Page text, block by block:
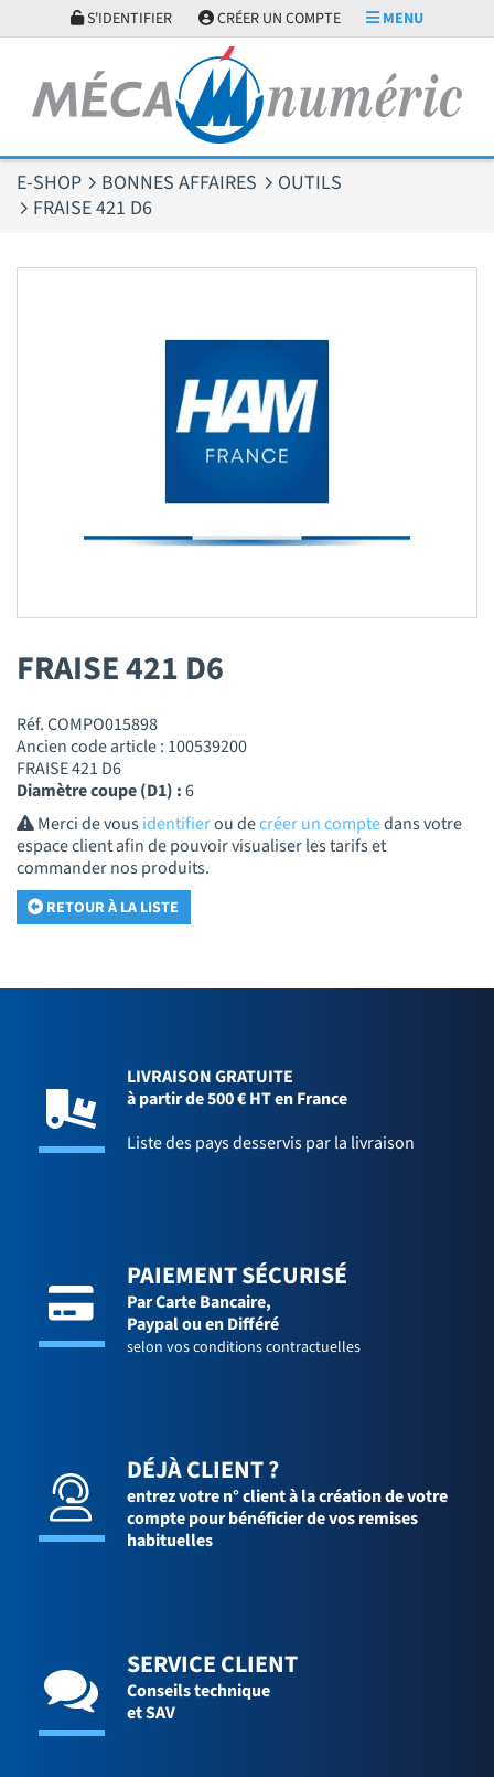
S'IDENTIFIER CRÉER UN COMPTE MENU
E-SHOP BONNES AFFAIRES
OUTILS
FRAISE 421 D6
FRAISE 421 D6
Réf. COMPO015898
Ancien code article : 100539200
FRAISE 421 D6
Diamètre coupe (D1) :6
Merci de vousidentifierou decréer un comptedans votre
espace client afin de pouvoir visualiser les tarifs et
commander nos produits.
RETOUR À LA LISTE
LIVRAISON GRATUITE
à partir de 500 € HT en France
Liste des pays desservis par la livraison
PAIEMENT SÉCURISÉ
Par Carte Bancaire,
Paypal ou en Différé
selon vos conditions contractuelles
DÉJÀ CLIENT ?
entrez votre n° client à la création de votre
compte pour bénéficier de vos remises
habituelles
SERVICE CLIENT
Conseils technique
et SAV
Panneau de gestion des cookies